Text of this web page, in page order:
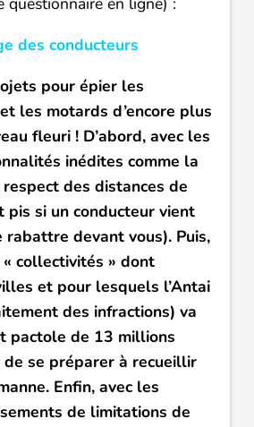
des conducteurs
pour épier les
les motards d’encore plus
fleuri ! D’abord, avec les
inédites comme la
des distances de
si un conducteur vient
devant vous). Puis,
collectivités » dont
et pour lesquels l’Antai
des infractions) va
pactole de 13 millions
de se préparer à recueillir
Enfin, avec les
de limitations de